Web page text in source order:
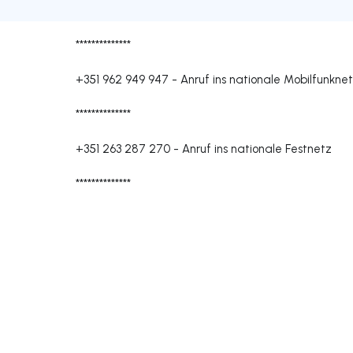
**************
+351 962 949 947 - Anruf ins nationale
**************
+351 263 287 270 - Anruf ins nationale Festnetz
**************